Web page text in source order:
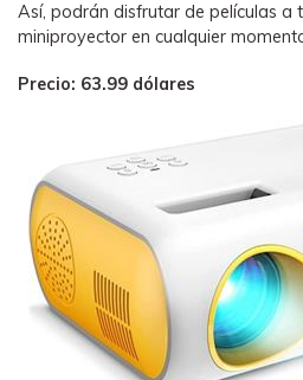
Así, podrán disfrutar de películas a
miniproyector en cualquier
Precio: 63.99 dólares